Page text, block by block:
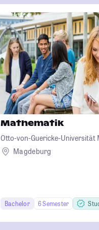
Mathematik
Otto-von-Guericke-Universität
Magdeburg
Bachelor 6 Semester